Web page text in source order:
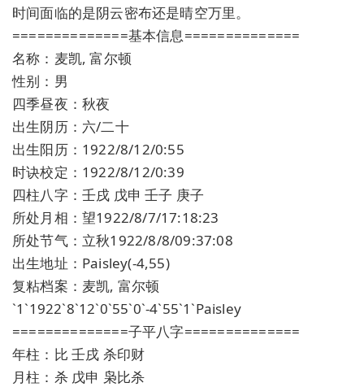
时间面临的是阴云密布还是晴空万里。
==============基本信息==============
名称：麦凯, 富尔顿
性别：男
四季昼夜：秋夜
出生阴历：六/二十
出生阳历：1922/8/12/0:55
时诀校定：1922/8/12/0:39
四柱八字：壬戌 戊申 壬子 庚子
所处月相：望1922/8/7/17:18:23
所处节气：立秋1922/8/8/09:37:08
出生地址：Paisley(-4,55)
复粘档案：麦凯, 富尔顿
`1`1922`8`12`0`55`0`-4`55`1`Paisley
==============子平八字==============
年柱：比 壬戌 杀印财
月柱：杀 戊申 枭比杀